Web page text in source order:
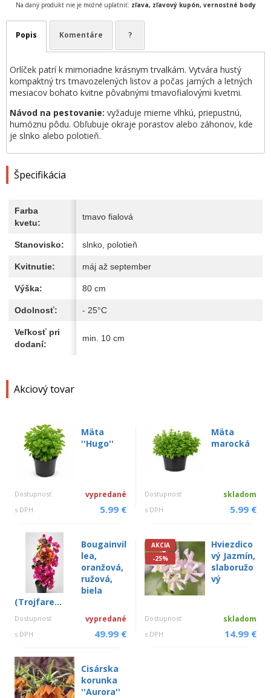
Akciový tovar
Mäta
''Hugo''
Dostupnosť vypredané
s DPH 5.99 €
Mäta
marocká
Dostupnosť skladom
s DPH 5.99 €
Bougainvil
lea,
oranžová,
ružová,
biela
(Trojfare...
Dostupnosť vypredané
s DPH 49.99 €
AKCIA
-25%
Hviezdico
vý Jazmín,
slaboružo
vý
Dostupnosť skladom
s DPH 14.99 €
Cisárska
korunka
''Aurora''
Na daný produkt nie je možné uplatniť: zľava, zľavový kupón, vernostné body
Popis Komentáre ?
Orlíček patrí k mimoriadne krásnym trvalkám. Vytvára hustý
kompaktný trs tmavozelených listov a počas jarných a letných
mesiacov bohato kvitne pôvabnými tmavofialovými kvetmi.
Návod na pestovanie: vyžaduje mierne vlhkú, priepustnú,
humóznu pôdu. Obľubuje okraje porastov alebo záhonov, kde
je slnko alebo polotieň.
Špecifikácia
Farba
kvetu:
tmavo fialová
Stanovisko: slnko, polotieň
Kvitnutie: máj až september
Výška: 80 cm
Odolnosť: - 25°C
Veľkosť pri
dodaní:
min. 10 cm